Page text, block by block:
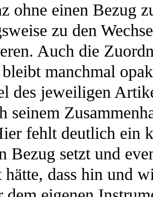
ohne einen Bezug
zu den
Auch die
manchmal
des jeweiligen
seinem
fehlt deutlich ein
Bezug setzt und
hätte, dass hin und